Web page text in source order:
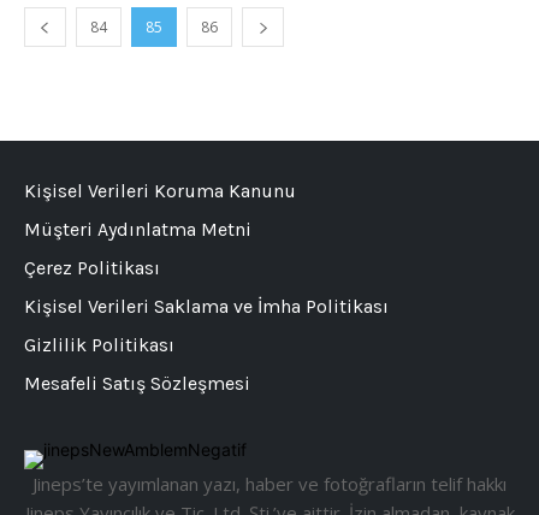
84 85 86
Jineps’te yayımlanan yazı, haber ve fotoğrafların telif hakkı
Kişisel Verileri Koruma Kanunu
Müşteri Aydınlatma Metni
Çerez Politikası
Kişisel Verileri Saklama ve İmha Politikası
Gizlilik Politikası
Mesafeli Satış Sözleşmesi